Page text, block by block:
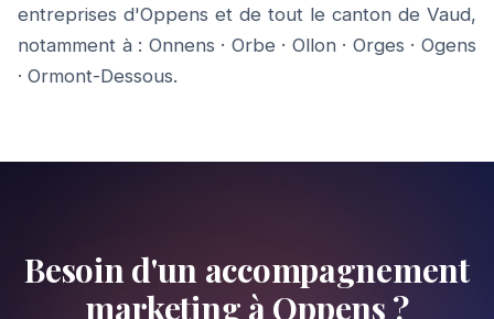
entreprises d'Oppens et de tout le canton de Vaud,
notamment à : Onnens · Orbe · Ollon· Orges ·Ogens
· Ormont-Dessous.
Besoin d'un accompagnement
marketing à Oppens ?